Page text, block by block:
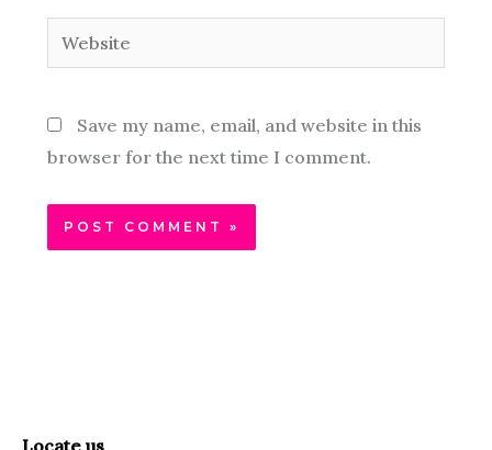
Website
Save my name, email, and website in this
browser for the next time I comment.
Locate us